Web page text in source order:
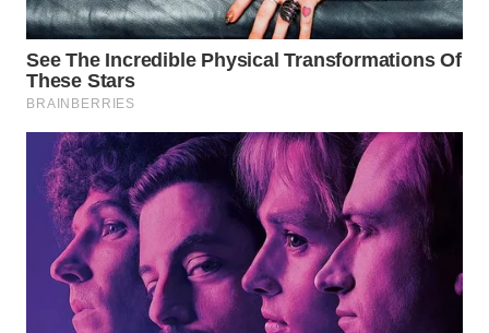
WN
KALSEL
WN
WN
SULSEL
WN
GORONTALO